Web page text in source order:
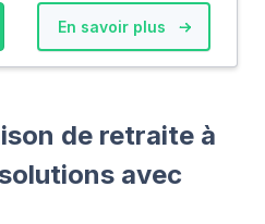
En savoir plus
de retraite à
avec